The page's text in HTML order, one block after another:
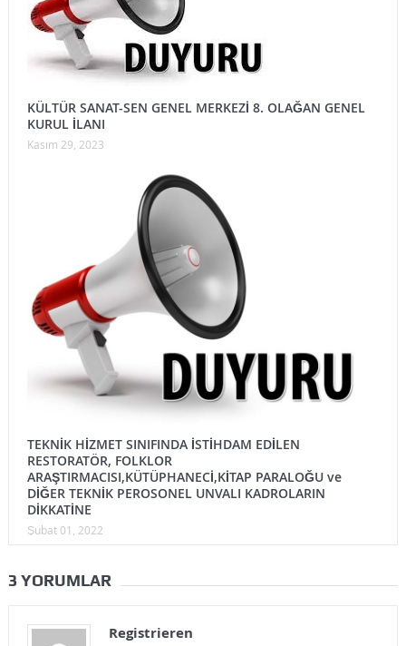
KÜLTÜR SANAT-SEN GENEL MERKEZİ 8. OLAĞAN GENEL
KURUL İLANI
Kasım 29, 2023
TEKNİK HİZMET SINIFINDA İSTİHDAM EDİLEN
RESTORATÖR, FOLKLOR
ARAŞTIRMACISI,KÜTÜPHANECİ,KİTAP PARALOĞU ve
DİĞER TEKNİK PEROSONEL UNVALI KADROLARIN
DİKKATİNE
Şubat 01, 2022
3 YORUMLAR
Registrieren